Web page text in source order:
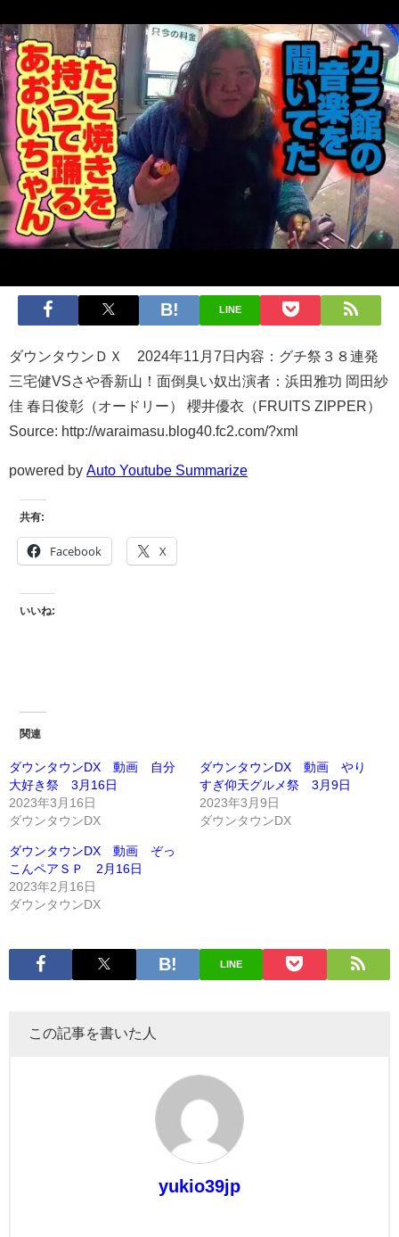
LINE
ダウンタウンＤＸ 2024年11月7日内容：グチ祭３８連発
三宅健VSさや香新山！面倒臭い奴出演者：浜田雅功 岡田紗
佳 春日俊彰（オードリー） 櫻井優衣（FRUITS ZIPPER）
Source: http://waraimasu.blog40.fc2.com/?xml
powered by Auto Youtube Summarize
共有:
Facebook X
いいね:
関連
ダウンタウンDX 動画 自分
大好き祭 3月16日
2023年3月16日
ダウンタウンDX
ダウンタウンDX 動画 やり
すぎ仰天グルメ祭 3月9日
2023年3月9日
ダウンタウンDX
ダウンタウンDX 動画 ぞっ
こんペアＳＰ 2月16日
2023年2月16日
ダウンタウンDX
LINE
この記事を書いた人
yukio39jp